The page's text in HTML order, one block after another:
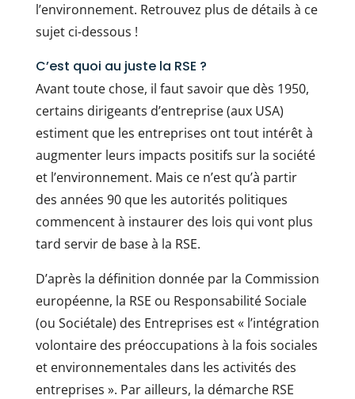
l’environnement. Retrouvez plus de détails à ce
sujet ci-dessous !
C’est quoi au juste la RSE ?
Avant toute chose, il faut savoir que dès 1950,
certains dirigeants d’entreprise (aux USA)
estiment que les entreprises ont tout intérêt à
augmenter leurs impacts positifs sur la société
et l’environnement. Mais ce n’est qu’à partir
des années 90 que les autorités politiques
commencent à instaurer des lois qui vont plus
tard servir de base à la RSE.
D’après la définition donnée par la Commission
européenne, la RSE ou Responsabilité Sociale
(ou Sociétale) des Entreprises est « l’intégration
volontaire des préoccupations à la fois sociales
et environnementales dans les activités des
entreprises ». Par ailleurs, la démarche RSE